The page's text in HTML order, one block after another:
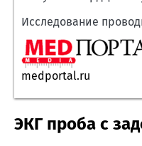
Исследование
medportal.ru
ЭКГ проба с